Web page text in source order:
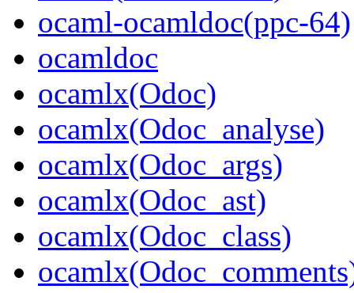
ocaml-ocamldoc(ppc-64)
ocamldoc
ocamlx(Odoc)
ocamlx(Odoc_analyse)
ocamlx(Odoc_args)
ocamlx(Odoc_ast)
ocamlx(Odoc_class)